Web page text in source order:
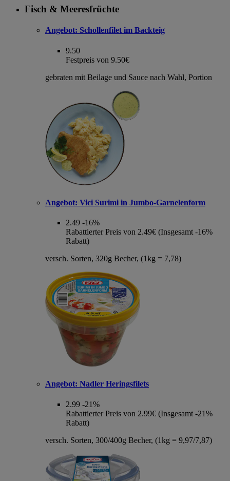
Fisch & Meeresfrüchte
Angebot: Schollenfilet im Backteig
9.50
Festpreis von 9.50€
gebraten mit Beilage und Sauce nach Wahl, Portion
Angebot: Vici Surimi in Jumbo-Garnelenform
2.49 -16%
Rabattierter Preis von 2.49€ (Insgesamt -16%
Rabatt)
versch. Sorten, 320g Becher, (1kg = 7,78)
Angebot: Nadler Heringsfilets
2.99 -21%
Rabattierter Preis von 2.99€ (Insgesamt -21%
Rabatt)
versch. Sorten, 300/400g Becher, (1kg = 9,97/7,87)